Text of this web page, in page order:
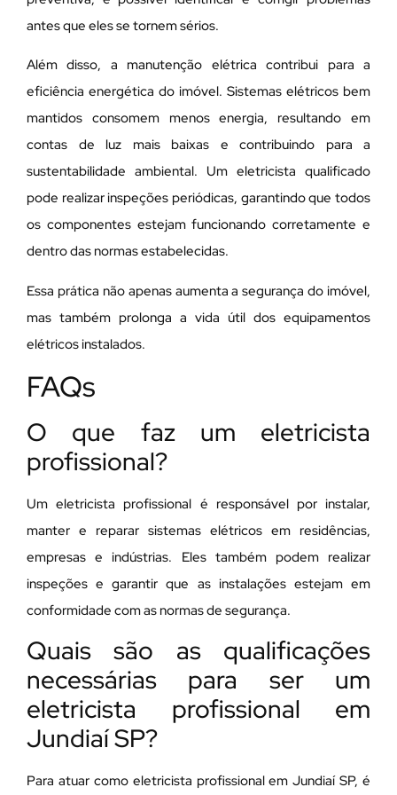
antes que eles se tornem sérios.
Além disso, a manutenção elétrica contribui para a
eficiência energética do imóvel. Sistemas elétricos bem
mantidos consomem menos energia, resultando em
contas de luz mais baixas e contribuindo para a
sustentabilidade ambiental. Um eletricista qualificado
pode realizar inspeções periódicas, garantindo que todos
os componentes estejam funcionando corretamente e
dentro das normas estabelecidas.
Essa prática não apenas aumenta a segurança do imóvel,
mas também prolonga a vida útil dos equipamentos
elétricos instalados.
FAQs
O que faz um eletricista
profissional?
Um eletricista profissional é responsável por instalar,
manter e reparar sistemas elétricos em residências,
empresas e indústrias. Eles também podem realizar
inspeções e garantir que as instalações estejam em
conformidade com as normas de segurança.
Quais são as qualificações
necessárias para ser um
eletricista profissional em
Jundiaí SP?
Para atuar como eletricista profissional em Jundiaí SP, é